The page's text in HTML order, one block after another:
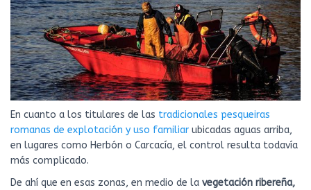
En cuanto a los titulares de las tradicionales pesqueiras
romanas de explotación y uso familiar ubicadas aguas arriba,
en lugares como Herbón o Carcacía, el control resulta todavía
más complicado.
De ahí que en esas zonas, en medio de la vegetación ribereña,